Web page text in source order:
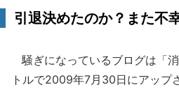
引退決めたのか？また不
騒ぎになっているブログは「
トルで2009年7月30日にアップ